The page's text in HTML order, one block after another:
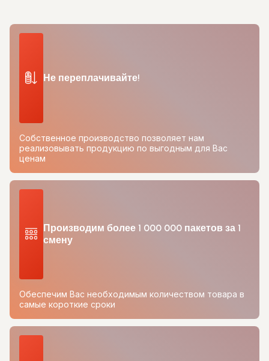
Не переплачивайте!
Собственное производство позволяет нам
реализовывать продукцию по выгодным для Вас
ценам
Производим более 1 000 000 пакетов за 1
смену
Обеспечим Вас необходимым количеством товара в
самые короткие сроки